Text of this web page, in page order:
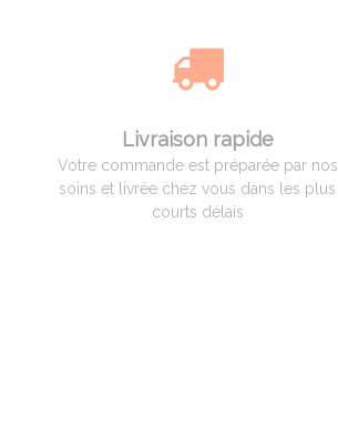
Livraison rapide
Votre commande est préparée par nos
soins et livrée chez vous dans les plus
courts délais